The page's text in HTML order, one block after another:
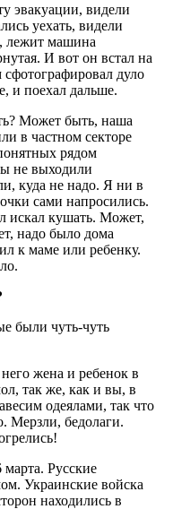
эвакуации, видели
уехать, видели
лежит машина
И вот он встал на
сфотографировал дуло
и поехал дальше.
Может быть, наша
в частном секторе
рядом
не выходили
куда не надо. Я ни в
сами напросились.
искал кушать. Может,
надо было дома
к маме или ребенку.
были чуть-чуть
жена и ребенок в
так же, как и вы, в
одеялами, так что
Мерзли, бедолаги.
Русские
Украинские войска
находились в